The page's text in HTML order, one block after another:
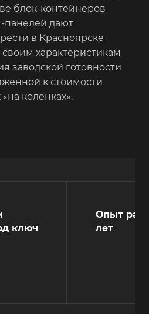
блок-контейнеров
панелей дают
в Красноярске
характеристикам
заводской готовности
к стоимости
коленках».
ключ
Опыт
лет